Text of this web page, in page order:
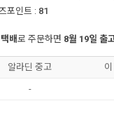
포인트 : 81
택배로 주문하면 8월 19일 출
알라딘 중고
-